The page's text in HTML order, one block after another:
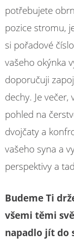
potřebujete
pozice stromu,
si pořadové
vašeho okýnka
doporučuji
dechy. Je
pohled na
dvojčaty a
vašeho syna a
perspektivy a
Budeme Ti
všemi těmi
napadlo jít do